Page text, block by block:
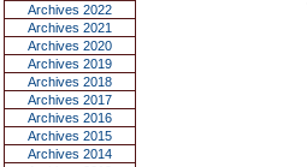
Archives 2022
Archives 2021
Archives 2020
Archives 2019
Archives 2018
Archives 2017
Archives 2016
Archives 2015
Archives 2014